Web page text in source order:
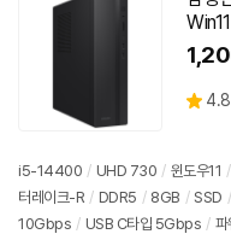
별
4.8
i5-14400 / UHD 730 / 윈도우11 /
터레이크-R / DDR5 / 8GB / SSD /
10Gbps / USB C타입 5Gbps / 파